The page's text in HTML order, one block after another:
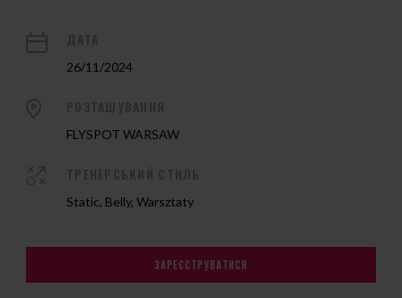
26/11/2024
FLYSPOT WARSAW
Static, Belly, Warsztaty
ЗАРЕЄСТРУВАТИСЯ